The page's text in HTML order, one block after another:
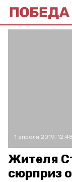
1 апреля 2019, 12:48
Жителя
сюрприз